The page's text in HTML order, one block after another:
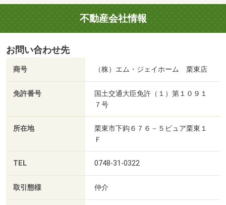
不動産会社情報
お問い合わせ先
商号 （株）エム・ジェイホーム 栗東店
免許番号
国土交通大臣免許（１）第１０９１
７号
所在地
栗東市下鈎６７６－５ピュア栗東１
Ｆ
TEL 0748-31-0322
取引態様 仲介